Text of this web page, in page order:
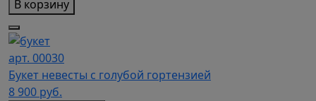
В корзину
арт. 00030
Букет невесты с голубой гортензией
8 900 руб.